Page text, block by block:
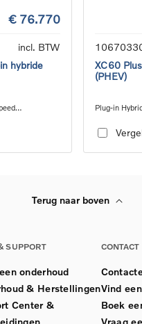
€ 76.770
incl. BTW
hybride
XC60
(PHEV)
Plug-in
Terug naar boven
SUPPORT
onderhoud
& Herstellingen
Center &
CONTACT
Vind
Boek
Vraag